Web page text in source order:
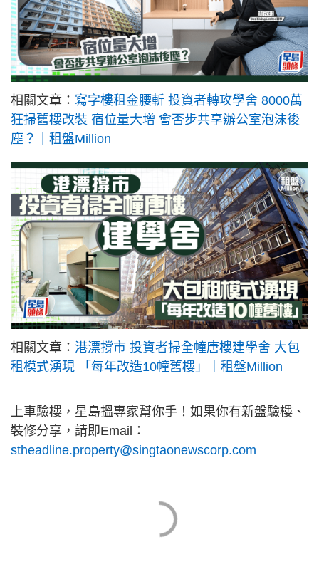
相關文章： 寫字樓租金腰斬 投資者轉攻學舍 8000萬
狂掃舊樓改裝 宿位量大增 會否步共享辦公室泡沫後
塵？｜租盤Million
相關文章： 港漂撐市 投資者掃全幢唐樓建學舍 大包
租模式湧現 「每年改造10幢舊樓」｜租盤Million
上車驗樓，星島搵專家幫你手！如果你有新盤驗樓、
裝修分享，請即Email：
stheadline.property@singtaonewscorp.com